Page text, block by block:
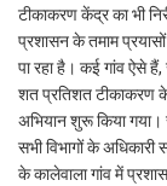
टीकाकरण केंद्र का भी
प्रशासन के तमाम
पा रहा है। कई गांव ऐसे
शत प्रतिशत टीकाकरण के
अभियान शुरू किया गया।
सभी विभागों के
के कालेवाला गांव में